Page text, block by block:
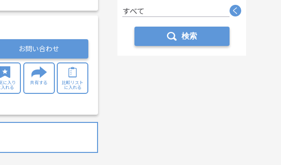
お問い合わせ
に入り
入れる
共有する
比較リスト
に入れる
すべて
く
検索